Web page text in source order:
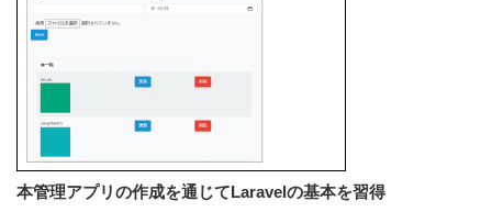
本管理アプリの作成を通じてLaravelの基本を習得